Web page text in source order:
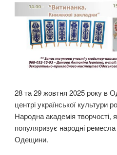
28 та 29 жовтня 2025 року в
центрі української культури
Народна академія творчості,
популяризує народні ремесла
Одещини.